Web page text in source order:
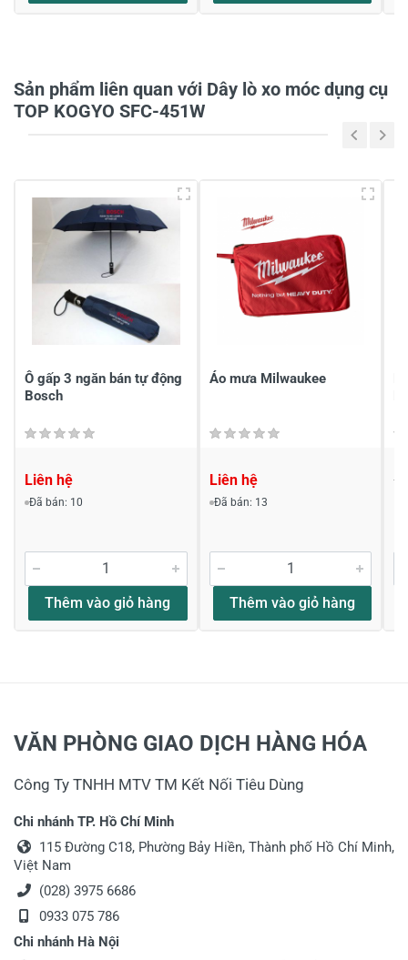
Tiêu đề của nhận xét *
Gửi nhận xét
Sản phẩm liên quan với Dây lò xo móc dụng cụ
TOP KOGYO SFC-451W
Ô gấp 3 ngăn bán tự động
Bosch
Liên hệ
Đã bán: 10
Thêm vào giỏ hàng
Áo mưa Milwaukee
Liên hệ
Đã bán: 13
Thêm vào giỏ hàng
VĂN PHÒNG GIAO DỊCH HÀNG HÓA
Công Ty TNHH MTV TM Kết Nối Tiêu Dùng
Chi nhánh TP. Hồ Chí Minh
115 Đường C18, Phường Bảy Hiền, Thành phố Hồ Chí Minh,
Việt Nam
(028) 3975 6686
0933 075 786
Chi nhánh Hà Nội